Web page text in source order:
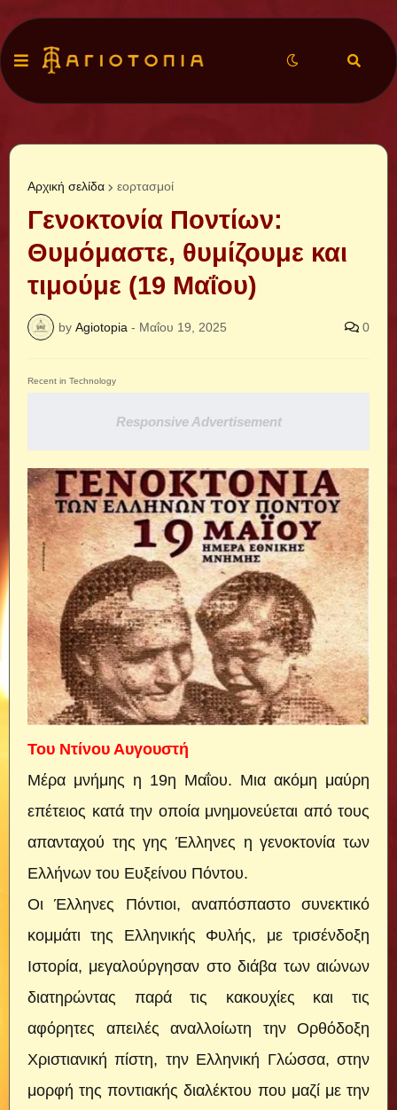
Αρχική σελίδα εορτασμοί
Γενοκτονία Ποντίων:
Θυμόμαστε, θυμίζουμε και
τιμούμε (19 Μαΐου)
by Agiotopia - Μαΐου 19, 2025 0
Recent in Technology
Responsive Advertisement
Του Ντίνου Αυγουστή
Μέρα μνήμης η 19η Μαΐου. Μια ακόμη μαύρη
επέτειος κατά την οποία μνημονεύεται από τους
απανταχού της γης Έλληνες η γενοκτονία των
Ελλήνων του Ευξείνου Πόντου.
Οι Έλληνες Πόντιοι, αναπόσπαστο συνεκτικό
κομμάτι της Ελληνικής Φυλής, με τρισένδοξη
Ιστορία, μεγαλούργησαν στο διάβα των αιώνων
διατηρώντας παρά τις κακουχίες και τις
αφόρητες απειλές αναλλοίωτη την Ορθόδοξη
Χριστιανική πίστη, την Ελληνική Γλώσσα, στην
μορφή της ποντιακής διαλέκτου που μαζί με την